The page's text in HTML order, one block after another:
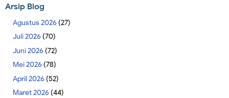
Arsip Blog
Agustus 2026 (27)
Juli 2026 (70)
Juni 2026 (72)
Mei 2026 (78)
April 2026 (52)
Maret 2026 (44)